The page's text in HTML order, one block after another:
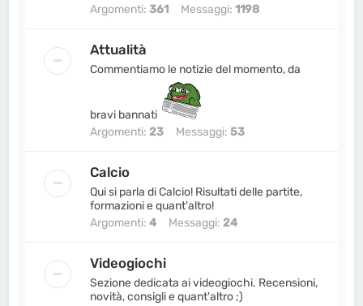
Argomenti:361 Messaggi:1198
Attualità
Commentiamo le notizie del momento, da
bravi bannati
Argomenti:23 Messaggi:53
Calcio
Qui si parla di Calcio! Risultati delle partite,
formazioni e quant'altro!
Argomenti:4 Messaggi:24
Videogiochi
Sezione dedicata ai videogiochi. Recensioni,
novità, consigli e quant'altro ;)